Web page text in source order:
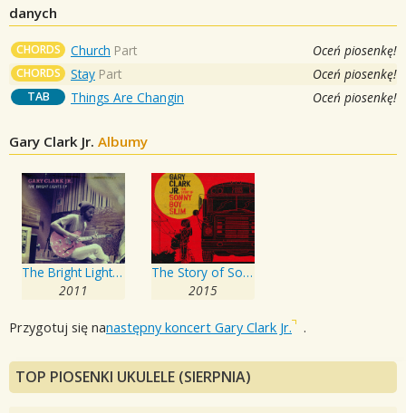
danych
CHORDS Church Part Oceń piosenkę!
CHORDS Stay Part Oceń piosenkę!
TAB Things Are Changin Oceń piosenkę!
Gary Clark Jr. Albumy
The Bright Lights EP
2011
The Story of Sonny Boy Slim
2015
Przygotuj się nanastępny koncert Gary Clark Jr. .
TOP PIOSENKI UKULELE (SIERPNIA)